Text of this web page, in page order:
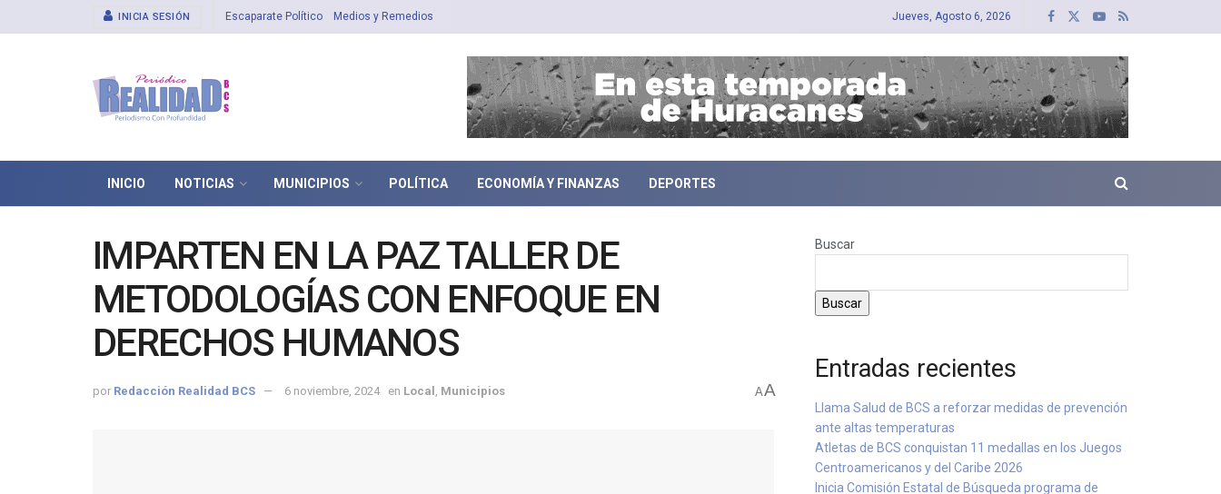
INICIA SESIÓN Escaparate Político Medios y Remedios Jueves, Agosto 6, 2026
INICIO NOTICIAS MUNICIPIOS POLÍTICA ECONOMÍA Y FINANZAS DEPORTES
IMPARTEN EN LA PAZ TALLER DE
METODOLOGÍAS CON ENFOQUE EN
DERECHOS HUMANOS
por Redacción Realidad BCS 6 noviembre, 2024 en Local Municipios AA
Buscar
Buscar
Entradas recientes
Llama Salud de BCS a reforzar medidas de prevención
ante altas temperaturas
Atletas de BCS conquistan 11 medallas en los Juegos
Centroamericanos y del Caribe 2026
Inicia Comisión Estatal de Búsqueda programa de